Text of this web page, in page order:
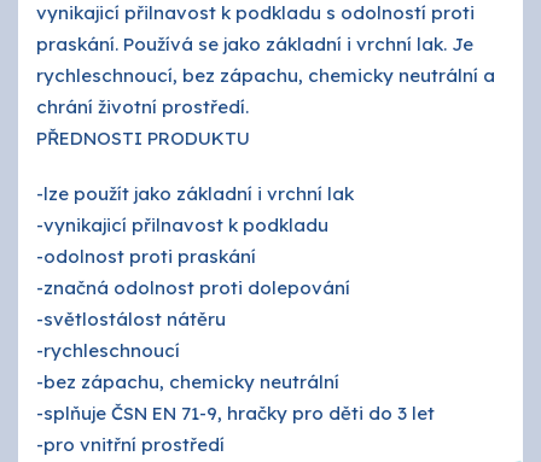
vynikajicí přilnavost k podkladu s odolností proti
praskání. Používá se jako základní i vrchní lak. Je
rychleschnoucí, bez zápachu, chemicky neutrální a
chrání životní prostředí.
PŘEDNOSTI PRODUKTU
-lze použít jako základní i vrchní lak
-vynikajicí přilnavost k podkladu
-odolnost proti praskání
-značná odolnost proti dolepování
-světlostálost nátěru
-rychleschnoucí
-bez zápachu, chemicky neutrální
-splňuje ČSN EN 71-9, hračky pro děti do 3 let
-pro vnitřní prostředí